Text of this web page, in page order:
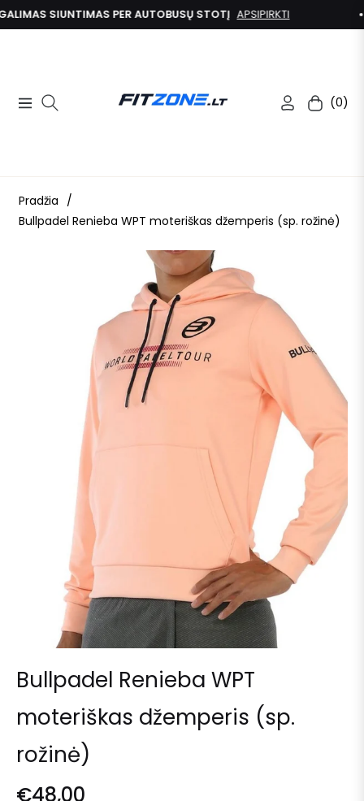
SIUNTIMAS PER AUTOBUSŲ STOTĮ APSIPIRKTI
Navigation Kolekcija
(0)
Pradžia /
Bullpadel Renieba WPT moteriškas džemperis (sp. rožinė)
Bullpadel Renieba WPT
moteriškas džemperis (sp.
rožinė)
€48,00